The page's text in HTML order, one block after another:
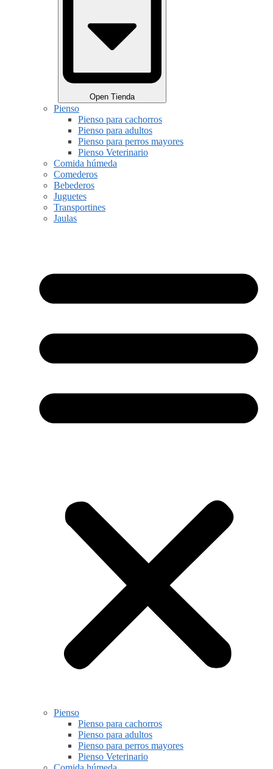
Open Tienda
Pienso
Pienso para cachorros
Pienso para adultos
Pienso para perros mayores
Pienso Veterinario
Comida húmeda
Comederos
Bebederos
Juguetes
Transportines
Jaulas
Pienso
Pienso para cachorros
Pienso para adultos
Pienso para perros mayores
Pienso Veterinario